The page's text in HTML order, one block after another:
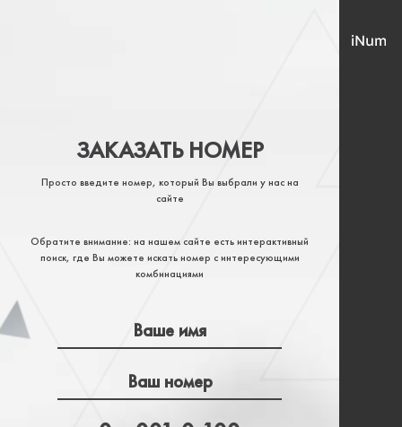
ЗАКАЗАТЬ НОМЕР
Просто введите номер, который Вы выбрали у нас на
сайте
Обратите внимание: на нашем сайте есть интерактивный
поиск, где Вы можете искать номер с интересующими
комбинациями